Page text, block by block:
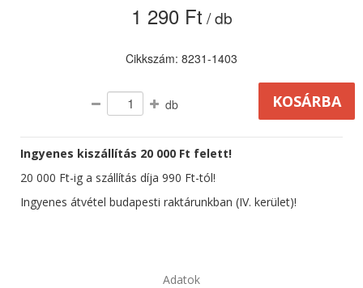
1 290 Ft / db
Cikkszám: 8231-1403
db
Ingyenes kiszállítás 20 000 Ft felett!
20 000 Ft-ig a szállítás díja 990 Ft-tól!
Ingyenes átvétel budapesti raktárunkban (IV. kerület)!
Adatok